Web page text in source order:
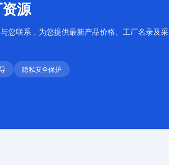
源
您联系，为您提供最新产品价格、工厂名录及采
隐私安全保护